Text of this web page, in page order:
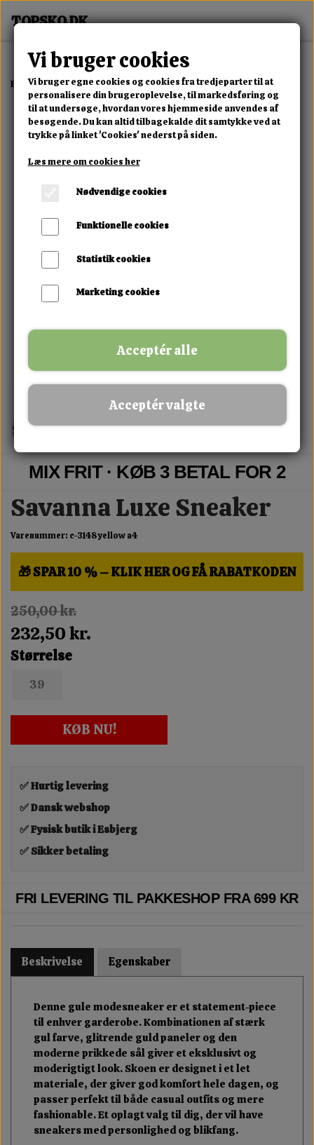
Forside Dame Alle Damesko Savanna Luxe Sneaker
MIX FRIT · KØB 3 BETAL FOR 2
Savanna Luxe Sneaker
Varenummer: c-3148 yellow a4
🎁 SPAR 10 % – KLIK HER OG FÅ RABATKODEN
250,00 kr.
232,50 kr.
Størrelse
39
KØB NU!
✅ Hurtig levering
✅ Dansk webshop
✅ Fysisk butik i Esbjerg
✅ Sikker betaling
FRI LEVERING TIL PAKKESHOP FRA 699 KR
Beskrivelse Egenskaber
Denne gule modesneaker er et statement-piece
til enhver garderobe. Kombinationen af stærk
gul farve, glitrende guld paneler og den
moderne prikkede sål giver et eksklusivt og
moderigtigt look. Skoen er designet i et let
materiale, der giver god komfort hele dagen, og
passer perfekt til både casual outfits og mere
fashionable. Et oplagt valg til dig, der vil have
sneakers med personlighed og blikfang.
Vi bruger cookies
Vi bruger egne cookies og cookies fra tredjeparter til at
personalisere din brugeroplevelse, til markedsføring og
til at undersøge, hvordan vores hjemmeside anvendes af
besøgende. Du kan altid tilbagekalde dit samtykke ved at
trykke på linket 'Cookies' nederst på siden.
Læs mere om cookies her
Nødvendige cookies
Funktionelle cookies
Statistik cookies
Marketing cookies
Acceptér alle
Acceptér valgte